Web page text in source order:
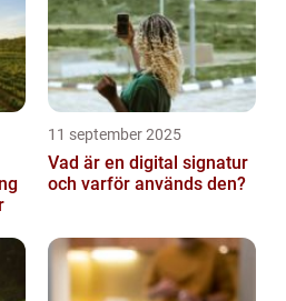
11 september 2025
Vad är en digital signatur
och varför används den?